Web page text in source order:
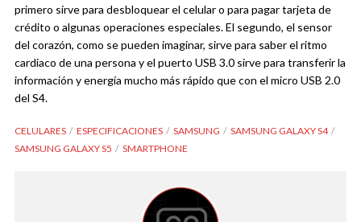
primero sirve para desbloquear el celular o para pagar tarjeta de
crédito o algunas operaciones especiales. El segundo, el sensor
del corazón, como se pueden imaginar, sirve para saber el ritmo
cardiaco de una persona y el puerto USB 3.0 sirve para transferir la
información y energía mucho más rápido que con el micro USB 2.0
del S4.
CELULARES ESPECIFICACIONES SAMSUNG
SAMSUNG GALAXY S4
SAMSUNG GALAXY S5
SMARTPHONE